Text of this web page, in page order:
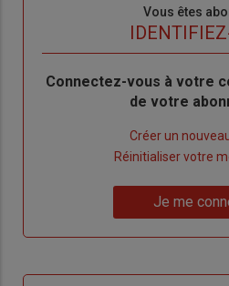
Vous êtes
Body
Connectez-vous à votre
de votre
Créer un
de
Réinitialiser votre
me
Je me